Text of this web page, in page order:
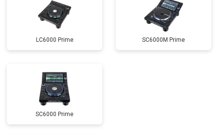
LC6000 Prime SC6000M Prime
SC6000 Prime